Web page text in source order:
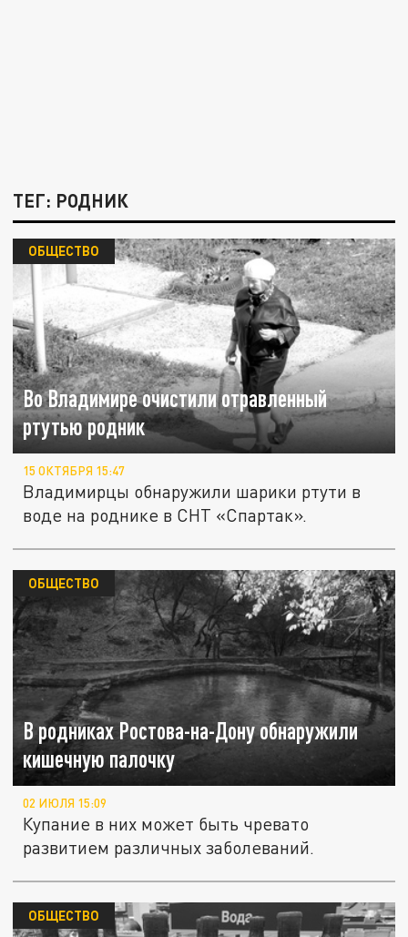
ТЕГ: РОДНИК
Во Владимире очистили отравленный
ртутью родник
ОБЩЕСТВО
15 ОКТЯБРЯ 15:47
Владимирцы обнаружили шарики ртути в
воде на роднике в СНТ «Спартак».
В родниках Ростова-на-Дону обнаружили
кишечную палочку
ОБЩЕСТВО
02 ИЮЛЯ 15:09
Купание в них может быть чревато
развитием различных заболеваний.
ОБЩЕСТВО